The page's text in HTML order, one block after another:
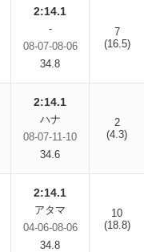
2:14.1
-
08-07-08-06
34.8
7
(16.5)
2:14.1
ハナ
08-07-11-10
34.6
2
(4.3)
2:14.1
アタマ
04-06-08-06
34.8
10
(18.8)